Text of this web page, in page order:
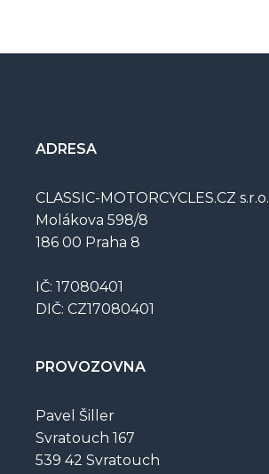
ADRESA
CLASSIC-MOTORCYCLES.CZ s.r.o.
Molákova 598/8
186 00 Praha 8
IČ: 17080401
DIČ: CZ17080401
PROVOZOVNA
Pavel Šiller
Svratouch 167
539 42 Svratouch